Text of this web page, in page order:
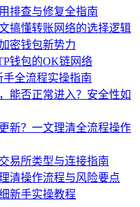
排查与修复全指南
搞懂转账网络的选择逻辑
密钱包新势力
钱包的OK链网络
手全流程实操指南
能否正常进入？安全性如
新？一文理清全流程操作
易所类型与连接指南
清操作流程与风险要点
新手实操教程